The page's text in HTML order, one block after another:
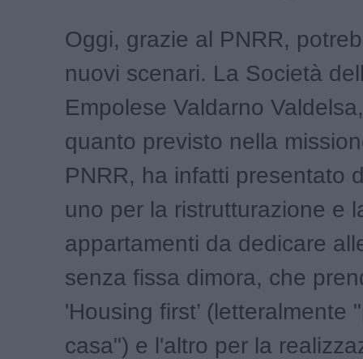
Oggi, grazie al PNRR,
nuovi scenari. La Società
Empolese Valdarno
quanto previsto nella
PNRR, ha infatti presentato
uno per la ristrutturazione e
appartamenti da dedicare
senza fissa dimora, che
'Housing first’ (letteralmente
casa") e l'altro per la